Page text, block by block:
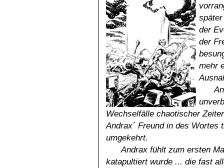
der
der
mehr
Wechselfälle chaotischer
Andrax´ Freund in des Wortes
umgekehrt.
Andrax fühlt zum ersten
katapultiert wurde ... die fast